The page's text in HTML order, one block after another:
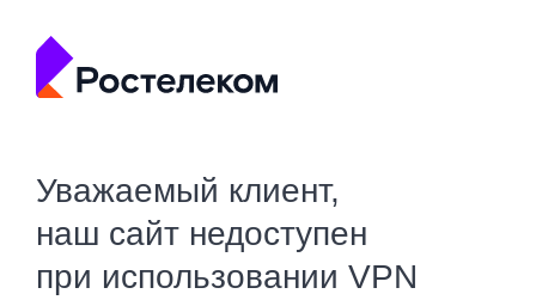
Уважаемый клиент,
наш сайт недоступен
при использовании VPN